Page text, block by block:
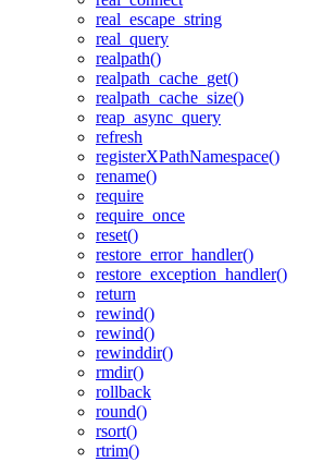
real_escape_string
real_query
realpath()
realpath_cache_get()
realpath_cache_size()
reap_async_query
refresh
registerXPathNamespace()
rename()
require
require_once
reset()
restore_error_handler()
restore_exception_handler()
return
rewind()
rewind()
rewinddir()
rmdir()
rollback
round()
rsort()
rtrim()